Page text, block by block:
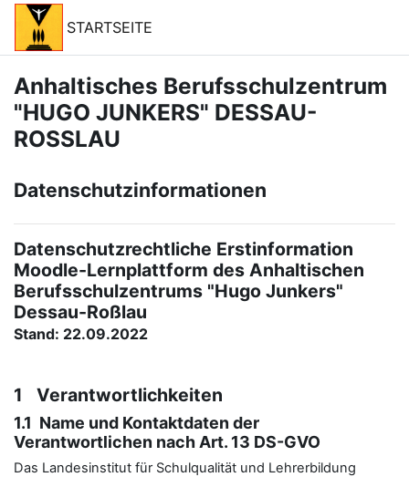
Zum Hauptinhalt
STARTSEITE
Anhaltisches Berufsschulzentrum
"HUGO JUNKERS" DESSAU-
ROSSLAU
Datenschutzinformationen
Datenschutzrechtliche Erstinformation
Moodle-Lernplattform des Anhaltischen
Berufsschulzentrums "Hugo Junkers"
Dessau-Roßlau
Stand: 22.09.2022
1 Verantwortlichkeiten
1.1 Name und Kontaktdaten der
Verantwortlichen nach Art. 13 DS-GVO
Das Landesinstitut für Schulqualität und Lehrerbildung